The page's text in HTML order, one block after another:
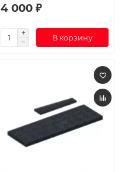
4 000 ₽
В корзину